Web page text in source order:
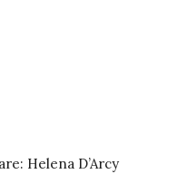
Helena D’Arcy